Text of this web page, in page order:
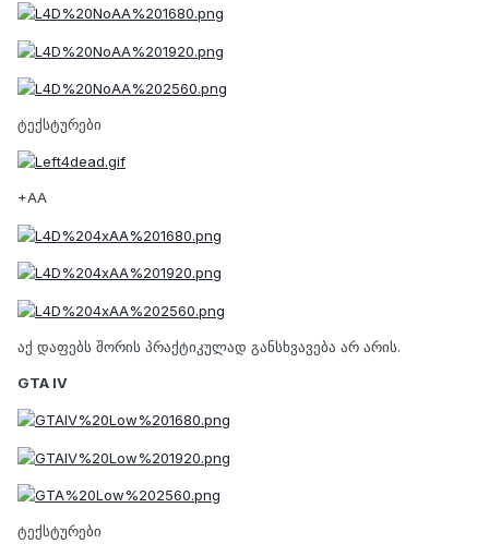
ტექსტურები
+AA
აქ დაფებს შორის პრაქტიკულად განსხვავება არ არის.
GTA IV
ტექსტურები